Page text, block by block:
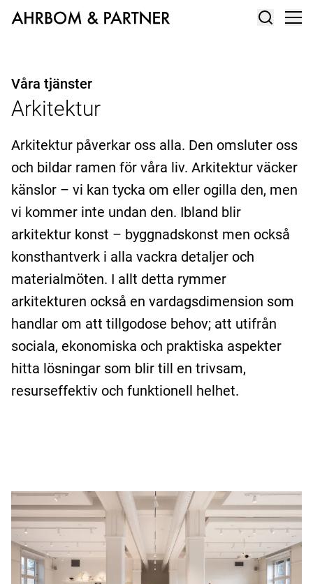
Våra tjänster
Arkitektur
Arkitektur påverkar oss alla. Den omsluter oss
och bildar ramen för våra liv. Arkitektur väcker
känslor – vi kan tycka om eller ogilla den, men
vi kommer inte undan den. Ibland blir
arkitektur konst – byggnadskonst men också
konsthantverk i alla vackra detaljer och
materialmöten. I allt detta rymmer
arkitekturen också en vardagsdimension som
handlar om att tillgodose behov; att utifrån
sociala, ekonomiska och praktiska aspekter
hitta lösningar som blir till en trivsam,
resurseffektiv och funktionell helhet.